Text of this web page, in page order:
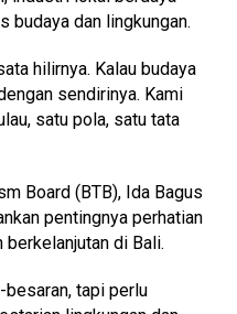
budaya dan lingkungan.
hilirnya. Kalau budaya
sendirinya. Kami
satu pola, satu tata
Board (BTB), Ida Bagus
pentingnya perhatian
berkelanjutan di Bali.
tapi perlu